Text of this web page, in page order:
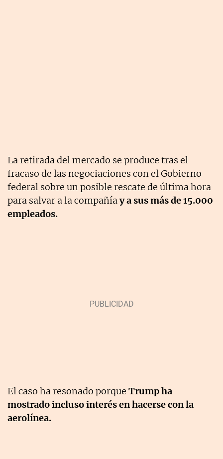
La retirada del mercado se produce tras el
fracaso de las negociaciones con el Gobierno
federal sobre un posible rescate de última hora
para salvar a la compañíay a sus más de 15.000
empleados.
El caso ha resonado porque Trump ha
mostrado incluso interés en hacerse con la
aerolínea.